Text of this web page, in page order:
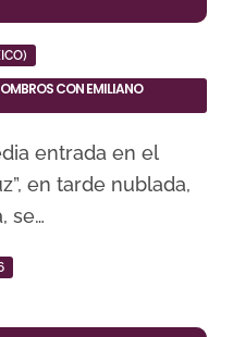
CON EMILIANO
en tarde nublada,
se…